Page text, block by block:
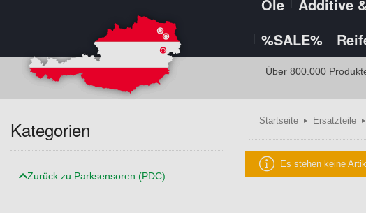
Öle Additive
%SALE%
Über 800.000
Startseite Ersatzteile
Es stehen keine
Kategorien
Zurück zu Parksensoren (PDC)